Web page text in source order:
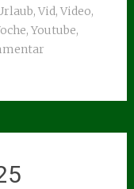
, Vid, Video,
, Youtube,